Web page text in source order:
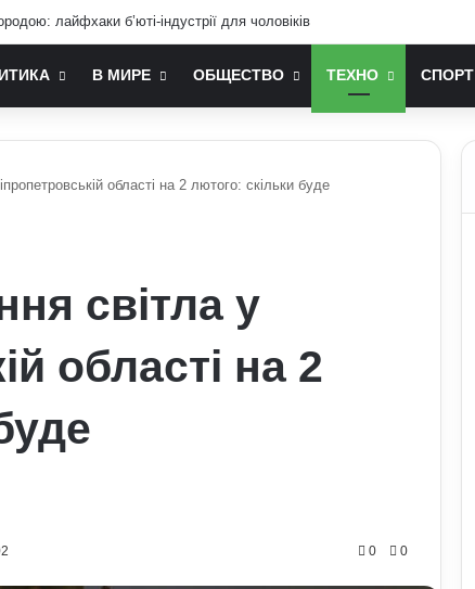
України у США: хто він та чим відомий
В МИРЕ ОБЩЕСТВО ТЕХНО СПОРТ
області на 2 лютого: скільки буде
світла у
області на 2
0 0